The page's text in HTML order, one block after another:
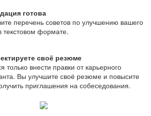
готова
перечень советов по улучшению вашего
текстовом формате.
своё резюме
только внести правки от карьерного
Вы улучшите своё резюме и повысите
приглашения на собеседования.